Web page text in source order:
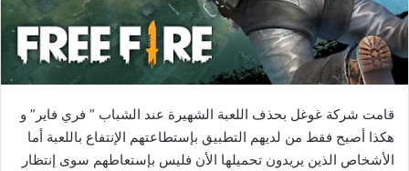
قامت شركة غوغل بحذف اللعبة الشهيرة عند الشباب ” فري فاير” و
هكذا أصبح فقط من لديهم التطبيق بإستطاعتهم الإنتفاع باللعبة أما
الأشخاص الذين يريدون تحميلها الأن فليس بإستعاطهم سوى إنتظار